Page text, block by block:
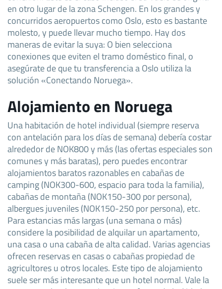
en otro lugar de la zona Schengen. En los grandes y
concurridos aeropuertos como Oslo, esto es bastante
molesto, y puede llevar mucho tiempo. Hay dos
maneras de evitar la suya: O bien selecciona
conexiones que eviten el tramo doméstico final, o
asegúrate de que tu transferencia a Oslo utiliza la
solución «Conectando Noruega».
Alojamiento en Noruega
Una habitación de hotel individual (siempre reserva
con antelación para los días de semana) debería costar
alrededor de NOK800 y más (las ofertas especiales son
comunes y más baratas), pero puedes encontrar
alojamientos baratos razonables en cabañas de
camping (NOK300-600, espacio para toda la familia),
cabañas de montaña (NOK150-300 por persona),
albergues juveniles (NOK150-250 por persona), etc.
Para estancias más largas (una semana o más)
considere la posibilidad de alquilar un apartamento,
una casa o una cabaña de alta calidad. Varias agencias
ofrecen reservas en casas o cabañas propiedad de
agricultores u otros locales. Este tipo de alojamiento
suele ser más interesante que un hotel normal. Vale la